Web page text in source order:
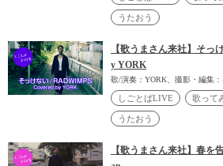
うたおう
【歌うまさん来社】そっ
y YORK
歌/演奏：YORK、撮影・編集：
しごとばLIVE 歌って
うたおう
【歌うまさん来社】春を